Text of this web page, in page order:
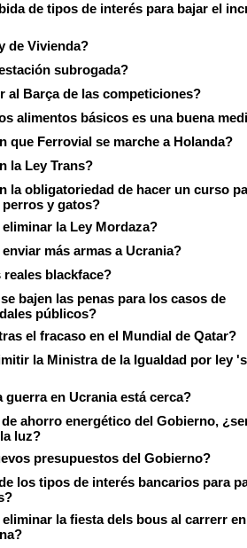
de tipos de interés para bajar el
de Vivienda?
subrogada?
al Barça de las competiciones?
alimentos básicos es una buena
que Ferrovial se marche a Holanda?
la Ley Trans?
la obligatoriedad de hacer un curso
y gatos?
la Ley Mordaza?
más armas a Ucrania?
blackface?
bajen las penas para los casos de
públicos?
el fracaso en el Mundial de Qatar?
la Ministra de la Igualdad por ley
guerra en Ucrania está cerca?
ahorro energético del Gobierno,
luz?
presupuestos del Gobierno?
los tipos de interés bancarios para
la fiesta dels bous al carrerr